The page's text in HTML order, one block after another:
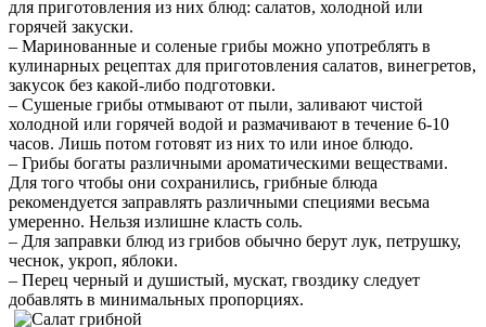
для приготовления из них блюд: салатов, холодной или
горячей закуски.
– Маринованные и соленые грибы можно употреблять в
кулинарных рецептах для приготовления салатов, винегретов,
закусок без какой-либо подготовки.
– Сушеные грибы отмывают от пыли, заливают чистой
холодной или горячей водой и размачивают в течение 6-10
часов. Лишь потом готовят из них то или иное блюдо.
– Грибы богаты различными ароматическими веществами.
Для того чтобы они сохранились, грибные блюда
рекомендуется заправлять различными специями весьма
умеренно. Нельзя излишне класть соль.
– Для заправки блюд из грибов обычно берут лук, петрушку,
чеснок, укроп, яблоки.
– Перец черный и душистый, мускат, гвоздику следует
добавлять в минимальных пропорциях.